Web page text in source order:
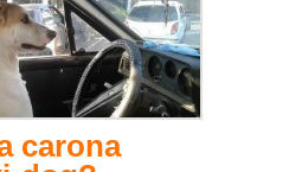
carona